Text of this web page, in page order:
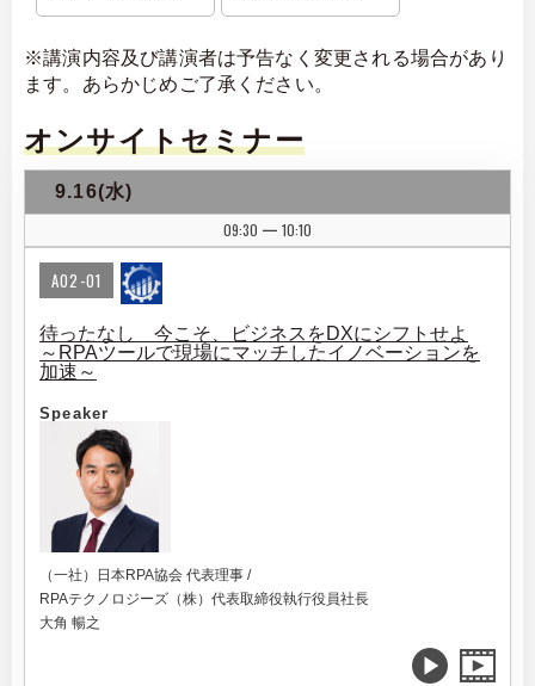
※講演内容及び講演者は予告なく変更される場合があり
ます。あらかじめご了承ください。
オンサイトセミナー
9.16(水)
09:30
| 10:10
A02-01
待ったなし 今こそ、ビジネスをDXにシフトせよ
～RPAツールで現場にマッチしたイノベーションを
加速～
Speaker
（一社）日本RPA協会 代表理事 /
RPAテクノロジーズ（株）代表取締役執行役員社長
大角 暢之